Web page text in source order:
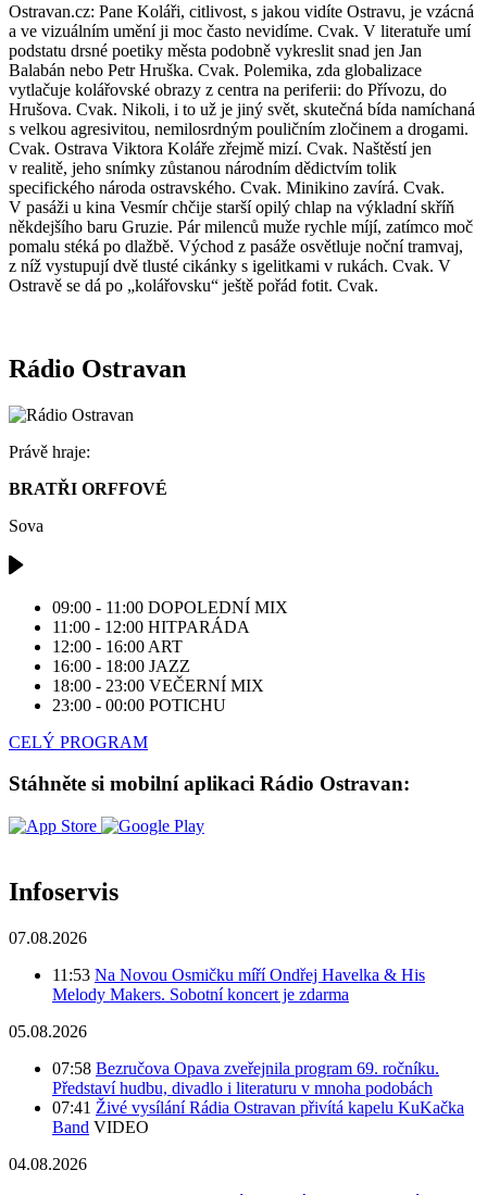
Ostravan.cz: Pane Koláři, citlivost, s jakou vidíte Ostravu, je vzácná
a ve vizuálním umění ji moc často nevidíme. Cvak. V literatuře umí
podstatu drsné poetiky města podobně vykreslit snad jen Jan
Balabán nebo Petr Hruška. Cvak. Polemika, zda globalizace
vytlačuje kolářovské obrazy z centra na periferii: do Přívozu, do
Hrušova. Cvak. Nikoli, i to už je jiný svět, skutečná bída namíchaná
s velkou agresivitou, nemilosrdným pouličním zločinem a drogami.
Cvak. Ostrava Viktora Koláře zřejmě mizí. Cvak. Naštěstí jen
v realitě, jeho snímky zůstanou národním dědictvím tolik
specifického národa ostravského. Cvak. Minikino zavírá. Cvak.
V pasáži u kina Vesmír chčije starší opilý chlap na výkladní skříň
někdejšího baru Gruzie. Pár milenců muže rychle míjí, zatímco moč
pomalu stéká po dlažbě. Východ z pasáže osvětluje noční tramvaj,
z níž vystupují dvě tlusté cikánky s igelitkami v rukách. Cvak. V
Ostravě se dá po „kolářovsku“ ještě pořád fotit. Cvak.
Rádio Ostravan
Právě hraje:
BRATŘI ORFFOVÉ
Sova
09:00 - 11:00 DOPOLEDNÍ MIX
11:00 - 12:00 HITPARÁDA
12:00 - 16:00 ART
16:00 - 18:00 JAZZ
18:00 - 23:00 VEČERNÍ MIX
23:00 - 00:00 POTICHU
CELÝ PROGRAM
Stáhněte si mobilní aplikaci Rádio Ostravan:
Infoservis
07.08.2026
11:53 Na Novou Osmičku míří Ondřej Havelka & His
Melody Makers. Sobotní koncert je zdarma
05.08.2026
07:58 Bezručova Opava zveřejnila program 69. ročníku.
Představí hudbu, divadlo i literaturu v mnoha podobách
07:41 Živé vysílání Rádia Ostravan přivítá kapelu KuKačka
Band VIDEO
04.08.2026